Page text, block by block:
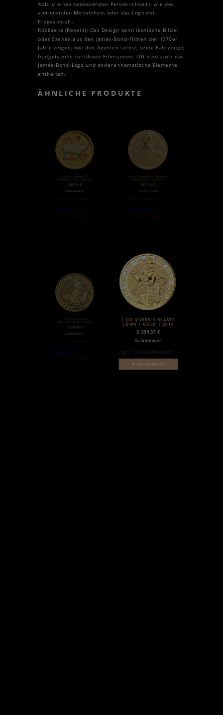
Abbild eines bedeutenden Persönlichkeits, wie des
amtierenden Monarchen, oder das Logo der
Prägeanstalt.
Rückseite (Revers): Das Design kann ikonische Bilder
oder Szenen aus den James-Bond-Filmen der 1970er
Jahre zeigen, wie den Agenten selbst, seine Fahrzeuge,
Gadgets oder berühmte Filmszenen. Oft sind auch das
James-Bond-Logo und andere thematische Elemente
enthalten.
ÄHNLICHE PRODUKTE
1/4 OZ LUNAR II
SCHWEIN GOLDMÜNZE
449,93 €
Goldmünzen
Weiterlesen
Nicht auf Lager
1/4 OZ QUEEN’S BEASTS
EINHORN | GOLD |
2018
607,72€
Goldmünzen
Weiterlesen
Nicht auf Lager
1 OZ BRITANNIA
GOLDMÜNZE (2020)
1.614,40 €
Goldmünzen
Weiterlesen
Nicht auf Lager
1 OZ QUEEN’S BEASTS
LÖWE | GOLD | 2016
6.389,57 €
Goldmünzen
zzgl. Versandkosten
In den Warenkorb